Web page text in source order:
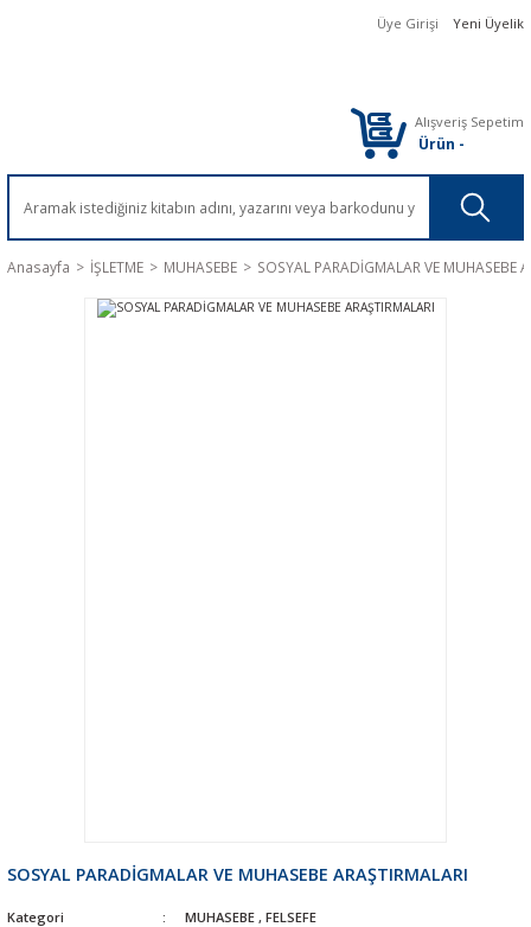
Üye Girişi Yeni Üyelik
Alışveriş Sepetim
Ürün -
Anasayfa İŞLETME MUHASEBE SOSYAL PARADİGMALAR VE MUHASEBE
SOSYAL PARADİGMALAR VE MUHASEBE ARAŞTIRMALARI
Kategori MUHASEBE , FELSEFE